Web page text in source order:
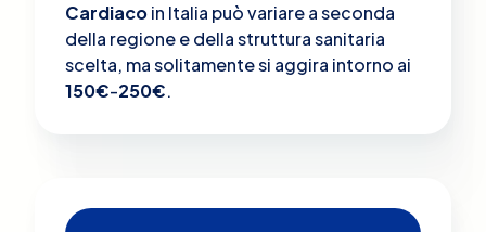
Cardiacoin Italia può variare a seconda
della regione e della struttura sanitaria
scelta, ma solitamente si aggira intorno ai
150€-250€.